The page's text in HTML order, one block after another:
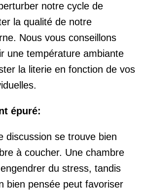
notre cycle de
la qualité de notre
Nous vous conseillons
une température ambiante
la literie en fonction de vos
épuré:
se trouve bien
à coucher. Une chambre
du stress, tandis
bien pensée peut favoriser